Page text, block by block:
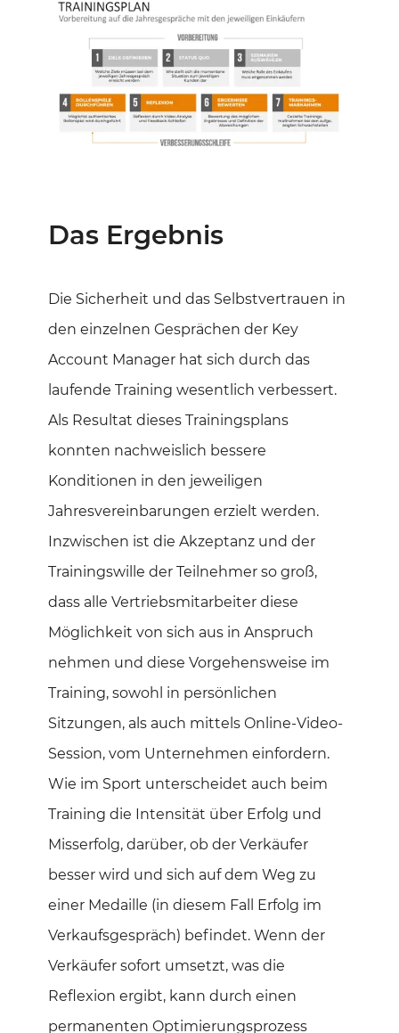
Das Ergebnis
Die Sicherheit und das Selbstvertrauen in
den einzelnen Gesprächen der Key
Account Manager hat sich durch das
laufende Training wesentlich verbessert.
Als Resultat dieses Trainingsplans
konnten nachweislich bessere
Konditionen in den jeweiligen
Jahresvereinbarungen erzielt werden.
Inzwischen ist die Akzeptanz und der
Trainingswille der Teilnehmer so groß,
dass alle Vertriebsmitarbeiter diese
Möglichkeit von sich aus in Anspruch
nehmen und diese Vorgehensweise im
Training, sowohl in persönlichen
Sitzungen, als auch mittels Online-Video-
Session, vom Unternehmen einfordern.
Wie im Sport unterscheidet auch beim
Training die Intensität über Erfolg und
Misserfolg, darüber, ob der Verkäufer
besser wird und sich auf dem Weg zu
einer Medaille (in diesem Fall Erfolg im
Verkaufsgespräch) befindet. Wenn der
Verkäufer sofort umsetzt, was die
Reflexion ergibt, kann durch einen
permanenten Optimierungsprozess